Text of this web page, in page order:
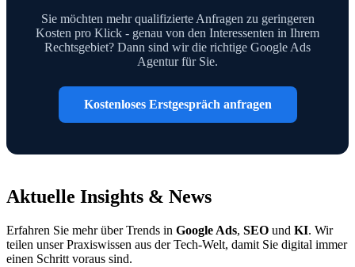
Sie möchten mehr qualifizierte Anfragen zu geringeren
Kosten pro Klick - genau von den Interessenten in Ihrem
Rechtsgebiet? Dann sind wir die richtige Google Ads
Agentur für Sie.
Kostenloses Erstgespräch anfragen
Aktuelle Insights & News
Erfahren Sie mehr über Trends in Google Ads, SEO und KI. Wir
teilen unser Praxiswissen aus der Tech-Welt, damit Sie digital immer
einen Schritt voraus sind.